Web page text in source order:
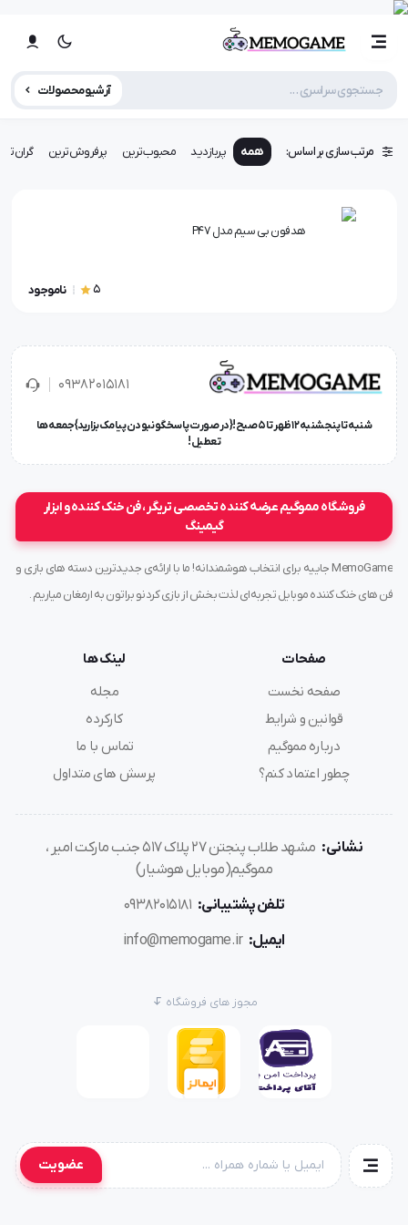
آرشیو محصولات
مرتب سازی بر اساس: همه پربازدید محبوب‌ترین پرفروش‌ترین
هدفون بی سیم مدل P47
5 ناموجود
۰۹۳۸۲۰۱۵۱۸۱
شنبه تا پنجشنبه ۱۲ ظهر تا 5 صبح!{در صورت پاسخگو نبودن پیامک بزارید} جمعه ها
تعطیل !
فروشگاه مموگیم عرضه کننده تخصصی تریگر ، فن خنک کننده و ابزار
گیمینگ
MemoGame جاییه برای انتخاب هوشمندانه! ما با ارائه‌ی جدیدترین دسته های بازی و
فن های خنک کننده موبایل تجربه‌ای لذت بخش از بازی کردنو براتون به ارمغان میاریم .
صفحات
صفحه نخست
قوانین و شرایط
درباره مموگیم
چطور اعتماد کنم؟
لینک ها
مجله
کارکرده
تماس با ما
پرسش های متداول
نشانی:
مشهد طلاب پنجتن ۲۷ پلاک ۵۱۷ جنب مارکت امیر ،
مموگیم(موبایل هوشیار)
تلفن پشتیبانی: ۰۹۳۸۲۰۱۵۱۸۱
ایمیل: info@memogame.ir
مجوز های فروشگاه
عضویت